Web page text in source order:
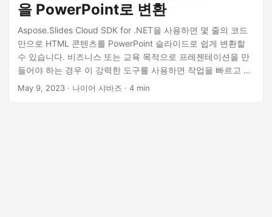
을 PowerPoint로 변환
Aspose.Slides Cloud SDK for .NET을 사용하면 몇 줄의 코드
만으로 HTML 콘텐츠를 PowerPoint 슬라이드로 쉽게 변환할
수 있습니다. 비즈니스 또는 교육 목적으로 프레젠테이션을 만
들어야 하는 경우 이 강력한 도구를 사용하면 작업을 빠르고 효
율적으로 완료할 수 있습니다.
May 9, 2023 · 나이어 샤바즈 · 4 min